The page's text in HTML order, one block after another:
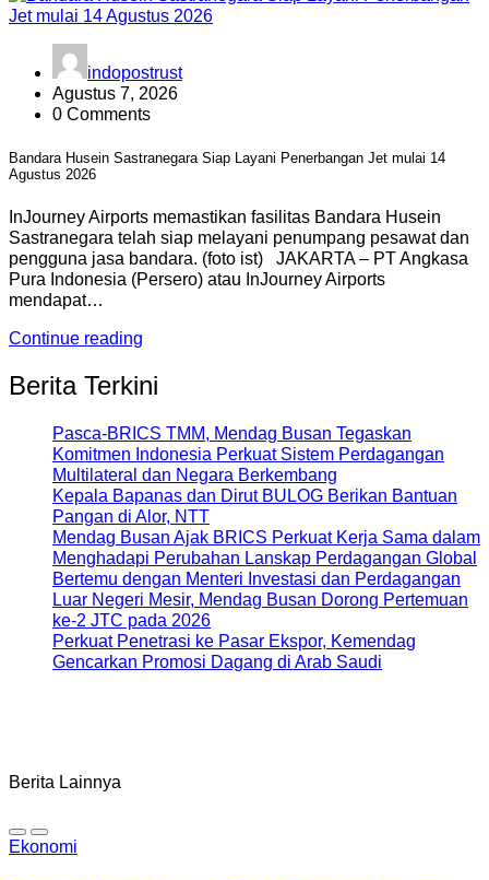
indopostrust
Agustus 7, 2026
0 Comments
Bandara Husein Sastranegara Siap Layani Penerbangan Jet mulai 14
Agustus 2026
InJourney Airports memastikan fasilitas Bandara Husein
Sastranegara telah siap melayani penumpang pesawat dan
pengguna jasa bandara. (foto ist) JAKARTA – PT Angkasa
Pura Indonesia (Persero) atau InJourney Airports
mendapat…
Continue reading
Berita Terkini
Pasca-BRICS TMM, Mendag Busan Tegaskan
Komitmen Indonesia Perkuat Sistem Perdagangan
Multilateral dan Negara Berkembang
Kepala Bapanas dan Dirut BULOG Berikan Bantuan
Pangan di Alor, NTT
Mendag Busan Ajak BRICS Perkuat Kerja Sama dalam
Menghadapi Perubahan Lanskap Perdagangan Global
Bertemu dengan Menteri Investasi dan Perdagangan
Luar Negeri Mesir, Mendag Busan Dorong Pertemuan
ke-2 JTC pada 2026
Perkuat Penetrasi ke Pasar Ekspor, Kemendag
Gencarkan Promosi Dagang di Arab Saudi
Berita Lainnya
Ekonomi